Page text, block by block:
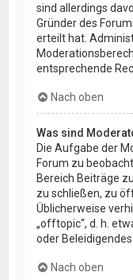
sind allerdings
Gründer des
erteilt hat.
entsprechende
Nach oben
Was sind
Die Aufgabe der
Forum zu
Bereich Beiträge
zu schließen, zu
Üblicherweise
„offtopic“, d. h.
oder
Nach oben